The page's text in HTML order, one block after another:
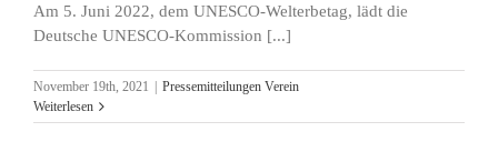
Am 5. Juni 2022, dem UNESCO-Welterbetag, lädt die
Deutsche UNESCO-Kommission [...]
November 19th, 2021 | Pressemitteilungen Verein
Weiterlesen